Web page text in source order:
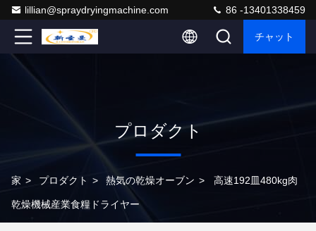
lillian@spraydryingmachine.com 86 -13401338459
チャット
プロダクト
家 > プロダクト > 熱気の乾燥オーブン > 高速192皿480kg肉
乾燥機械産業食糧ドライヤー